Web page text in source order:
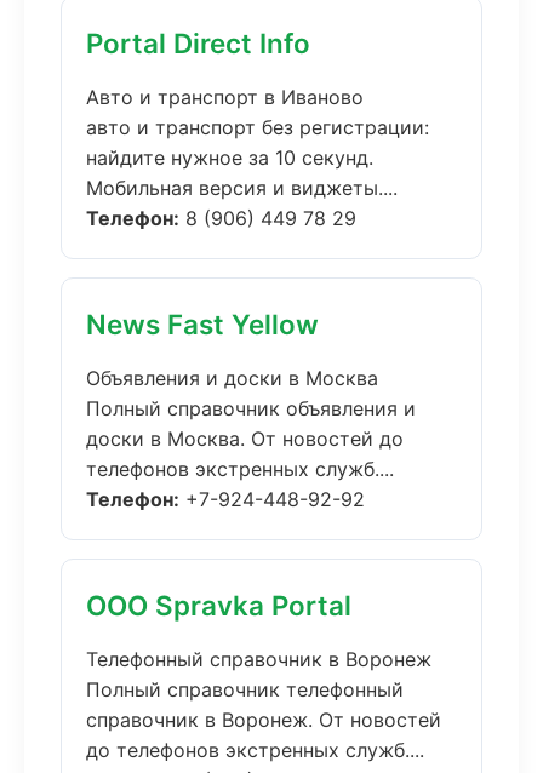
Portal Direct Info
Авто и транспорт в Иваново
авто и транспорт без регистрации:
найдите нужное за 10 секунд.
Мобильная версия и виджеты....
Телефон: 8 (906) 449 78 29
News Fast Yellow
Объявления и доски в Москва
Полный справочник объявления и
доски в Москва. От новостей до
телефонов экстренных служб....
Телефон: +7-924-448-92-92
ООО Spravka Portal
Телефонный справочник в Воронеж
Полный справочник телефонный
справочник в Воронеж. От новостей
до телефонов экстренных служб....